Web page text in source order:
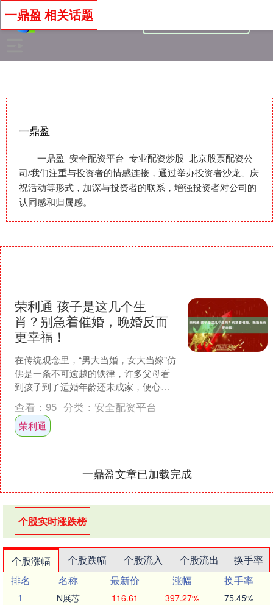
一鼎盈
一鼎盈_安全配资平台_专业配资炒股_北京股票配资公
司/我们注重与投资者的情感连接，通过举办投资者沙龙、庆
祝活动等形式，加深与投资者的联系，增强投资者对公司的
认同感和归属感。
一鼎盈 相关话题
荣利通 孩子是这几个生
肖？别急着催婚，晚婚反而
更幸福！
在传统观念里，“男大当婚，女大当嫁”仿
佛是一条不可逾越的铁律，许多父母看
到孩子到了适婚年龄还未成家，便心急
如焚，四处张罗相亲，催婚的话语不绝
于耳。然而，从生肖文....
查看： 95 分类： 安全配资平台
荣利通
一鼎盈文章已加载完成
个股实时涨跌榜
个股涨幅 个股跌幅 个股流入 个股流出
换手率
排名
名称 最新价 涨幅
换手率
1
N展芯 116.61 397.27% 75.45%